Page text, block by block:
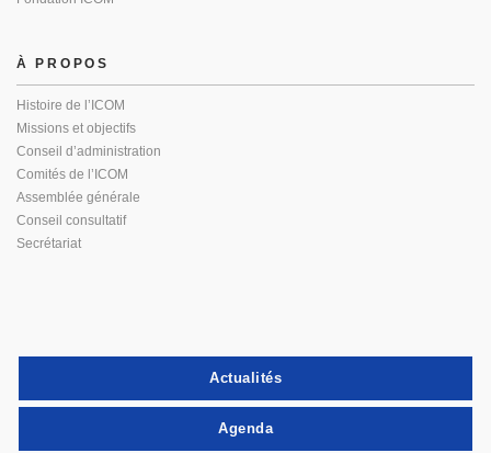
À PROPOS
Histoire de l’ICOM
Missions et objectifs
Conseil d’administration
Comités de l’ICOM
Assemblée générale
Conseil consultatif
Secrétariat
Actualités
Agenda